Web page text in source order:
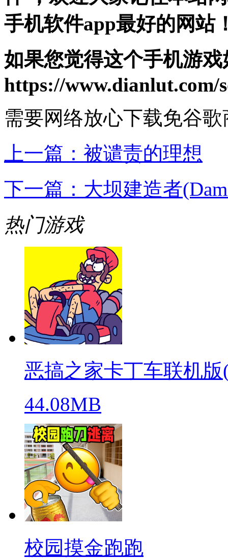
手机软件app最好的网站
如果您觉得这个手机游
https://www.dianlut.com/
需要网络放心下载免谷歌
上一篇： 被谴责的理想
下一篇： 大坝建造者
热门游戏
恶搞之家卡丁车联机版
44.08MB
校园摸金跑跑